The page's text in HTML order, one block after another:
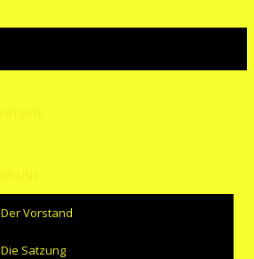
Der Vorstand
Die Satzung